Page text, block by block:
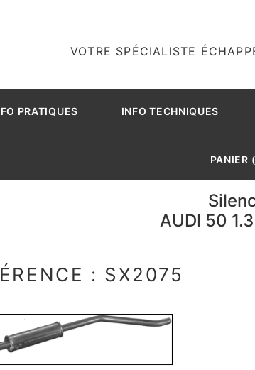
VOTRE SPÉCIALISTE
PRATIQUES INFO TECHNIQUES
PANIER
AUDI 50
: SX2075